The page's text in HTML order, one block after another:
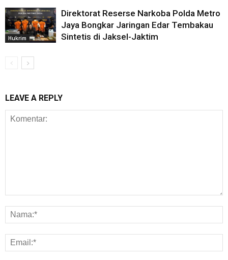
Hukrim
Direktorat Reserse Narkoba Polda Metro
Jaya Bongkar Jaringan Edar Tembakau
Sintetis di Jaksel-Jaktim
LEAVE A REPLY